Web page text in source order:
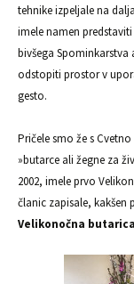
tehnike izpeljale na
imele namen
bivšega
odstopiti prostor v
gesto.
Pričele smo že s
»butarce ali žegne za
2002, imele prvo
članic zapisale, kakšen
Velikonočna